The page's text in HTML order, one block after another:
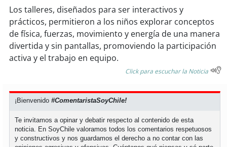
soy temuco
soyvaldivia
soy
soypuertomontt
soy
Los talleres, diseñados para ser interactivos y
prácticos, permitieron a los niños explorar conceptos
de física, fuerzas, movimiento y energía de una manera
divertida y sin pantallas, promoviendo la participación
activa y el trabajo en equipo.
Click para escuchar la Noticia
¡Bienvenido#ComentaristaSoyChile!
Te invitamos a opinar y debatir respecto al contenido de esta
noticia. En SoyChile valoramos todos los comentarios respetuosos
y constructivos y nos guardamos el derecho a no contar con las